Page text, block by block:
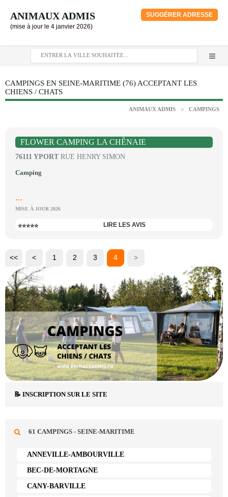
ANIMAUX ADMIS
(mise à jour le 4 janvier 2026)
SUGGÉRER ADRESSE
CAMPINGS EN SEINE-MARITIME (76) ACCEPTANT LES
CHIENS / CHATS
ANIMAUX ADMIS > CAMPINGS
FLOWER CAMPING LA CHÊNAIE
76111 YPORT RUE HENRY SIMON
Camping
...
MISE À JOUR 2026
⭐⭐⭐⭐⭐ LIRE LES AVIS
<< < 1 2 3 4 >
📝 INSCRIPTION SUR LE SITE
61 CAMPINGS - SEINE-MARITIME
ANNEVILLE-AMBOURVILLE
BEC-DE-MORTAGNE
CANY-BARVILLE